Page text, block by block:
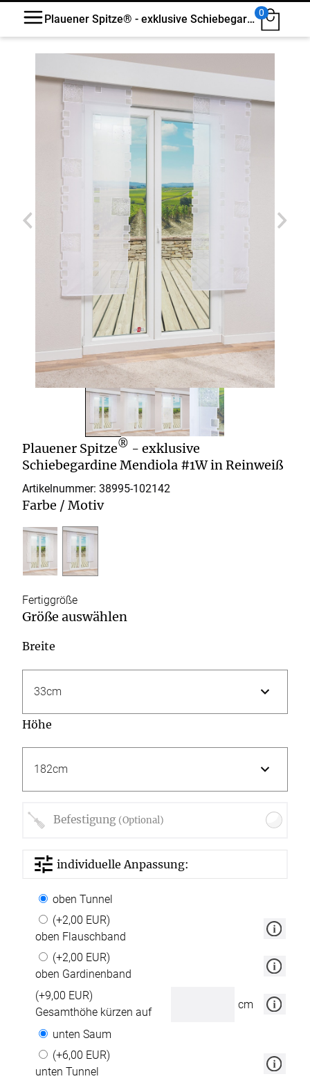
Plauener Spitze® - exklusive Schiebegardine Mendiola #1W
0
Plauener Spitze® - exklusive
Schiebegardine Mendiola #1W in Reinweiß
Artikelnummer: 38995-102142
Farbe / Motiv
Fertiggröße
Größe auswählen
Breite
Höhe
Befestigung (Optional)
individuelle Anpassung:
oben Tunnel
(+2,00 EUR)
oben Flauschband
(+2,00 EUR)
oben Gardinenband
(+9,00 EUR)
Gesamthöhe kürzen auf
cm
unten Saum
(+6,00 EUR)
unten Tunnel